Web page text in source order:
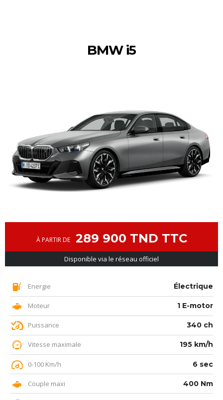
BMW i5
289 900 TND TTC
À PARTIR DE
Disponible via le réseau officiel
Energie Électrique
Moteur 1 E-motor
Puissance 340 ch
Vitesse maximale 195 km/h
0-100 Km/h 6 sec
Couple maxi 400 Nm